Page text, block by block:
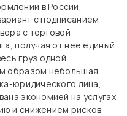
в России,
с подписанием
с торговой
получая от нее единый
груз одной
образом небольшая
юридического лица,
экономией на услугах
и снижением рисков